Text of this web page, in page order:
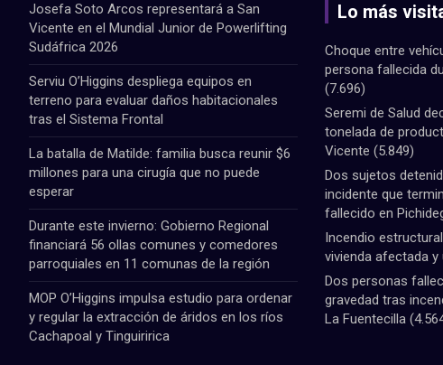
Josefa Soto Arcos representará a San
Vicente en el Mundial Junior de Powerlifting
Sudáfrica 2026
Serviu O’Higgins despliega equipos en
terreno para evaluar daños habitacionales
tras el Sistema Frontal
La batalla de Matilde: familia busca reunir $6
millones para una cirugía que no puede
esperar
Durante este invierno: Gobierno Regional
financiará 56 ollas comunes y comedores
parroquiales en 11 comunas de la región
MOP O’Higgins impulsa estudio para ordenar
y regular la extracción de áridos en los ríos
Cachapoal y Tinguiririca
Lo más
Choque entre
persona fallecida
(7.696)
Seremi de Salud
tonelada de
Vicente (5.849)
Dos sujetos
incidente que
fallecido en
Incendio
vivienda afectada y
Dos personas
gravedad tras
La Fuentecilla